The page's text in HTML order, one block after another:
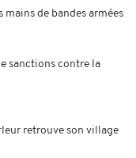
mains de bandes armées
sanctions contre la
retrouve son village